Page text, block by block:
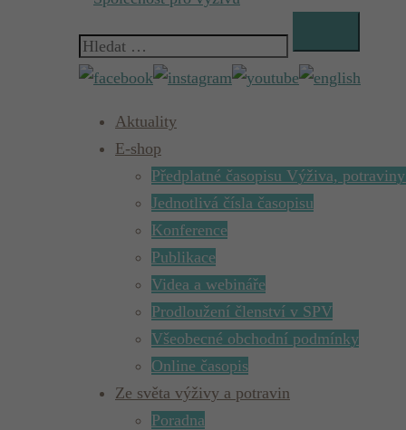
Vyhledávání
Aktuality
E-shop
Předplatné časopisu Výživa,
Jednotlivá čísla časopisu
Konference
Publikace
Videa a webináře
Prodloužení členství v SPV
Všeobecné obchodní podmínky
Online časopis
Ze světa výživy a potravin
Poradna